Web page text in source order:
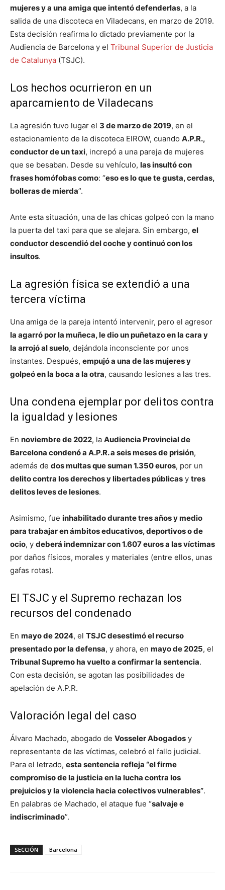
mujeres y a una amiga que intentó defenderlas, a la
salida de una discoteca en Viladecans, en marzo de 2019.
Esta decisión reafirma lo dictado previamente por la
Audiencia de Barcelona y el Tribunal Superior de Justicia
de Catalunya (TSJC).
Los hechos ocurrieron en un
aparcamiento de Viladecans
La agresión tuvo lugar el 3 de marzo de 2019, en el
estacionamiento de la discoteca ElROW, cuando A.P.R.,
conductor de un taxi, increpó a una pareja de mujeres
que se besaban. Desde su vehículo, las insultó con
frases homófobas como: “eso es lo que te gusta, cerdas,
bolleras de mierda”.
Ante esta situación, una de las chicas golpeó con la mano
la puerta del taxi para que se alejara. Sin embargo, el
conductor descendió del coche y continuó con los
insultos.
La agresión física se extendió a una
tercera víctima
Una amiga de la pareja intentó intervenir, pero el agresor
la agarró por la muñeca, le dio un puñetazo en la cara y
la arrojó al suelo, dejándola inconsciente por unos
instantes. Después, empujó a una de las mujeres y
golpeó en la boca a la otra, causando lesiones a las tres.
Una condena ejemplar por delitos contra
la igualdad y lesiones
En noviembre de 2022, la Audiencia Provincial de
Barcelona condenó a A.P.R. a seis meses de prisión,
además de dos multas que suman 1.350 euros, por un
delito contra los derechos y libertades públicas y tres
delitos leves de lesiones.
Asimismo, fue inhabilitado durante tres años y medio
para trabajar en ámbitos educativos, deportivos o de
ocio, y deberá indemnizar con 1.607 euros a las víctimas
por daños físicos, morales y materiales (entre ellos, unas
gafas rotas).
El TSJC y el Supremo rechazan los
recursos del condenado
En mayo de 2024, el TSJC desestimó el recurso
presentado por la defensa, y ahora, en mayo de 2025, el
Tribunal Supremo ha vuelto a confirmar la sentencia.
Con esta decisión, se agotan las posibilidades de
apelación de A.P.R.
Valoración legal del caso
Álvaro Machado, abogado de Vosseler Abogados y
representante de las víctimas, celebró el fallo judicial.
Para el letrado, esta sentencia refleja “el firme
compromiso de la justicia en la lucha contra los
prejuicios y la violencia hacia colectivos vulnerables”.
En palabras de Machado, el ataque fue “salvaje e
indiscriminado”.
SECCIÓN Barcelona